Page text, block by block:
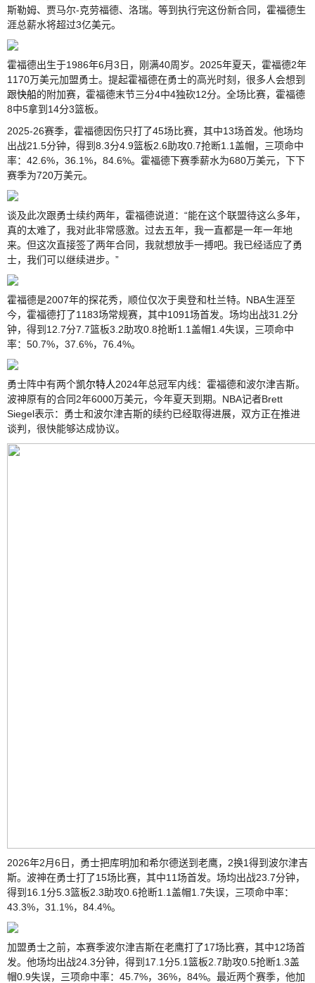
斯勒姆、贾马尔-克劳福德、洛瑞。等到执行完这份新合同，霍福德生
涯总薪水将超过3亿美元。
霍福德出生于1986年6月3日，刚满40周岁。2025年夏天，霍福德2年
1170万美元加盟勇士。提起霍福德在勇士的高光时刻，很多人会想到
跟快船的附加赛，霍福德末节三分4中4独砍12分。全场比赛，霍福德
8中5拿到14分3篮板。
2025-26赛季，霍福德因伤只打了45场比赛，其中13场首发。他场均
出战21.5分钟，得到8.3分4.9篮板2.6助攻0.7抢断1.1盖帽，三项命中
率：42.6%，36.1%，84.6%。霍福德下赛季薪水为680万美元，下下
赛季为720万美元。
谈及此次跟勇士续约两年，霍福德说道：“能在这个联盟待这么多年，
真的太难了，我对此非常感激。过去五年，我一直都是一年一年地
来。但这次直接签了两年合同，我就想放手一搏吧。我已经适应了勇
士，我们可以继续进步。”
霍福德是2007年的探花秀，顺位仅次于奥登和杜兰特。NBA生涯至
今，霍福德打了1183场常规赛，其中1091场首发。场均出战31.2分
钟，得到12.7分7.7篮板3.2助攻0.8抢断1.1盖帽1.4失误，三项命中
率：50.7%，37.6%，76.4%。
勇士阵中有两个凯尔特人2024年总冠军内线：霍福德和波尔津吉斯。
波神原有的合同2年6000万美元，今年夏天到期。NBA记者Brett
Siegel表示：勇士和波尔津吉斯的续约已经取得进展，双方正在推进
谈判，很快能够达成协议。
2026年2月6日，勇士把库明加和希尔德送到老鹰，2换1得到波尔津吉
斯。波神在勇士打了15场比赛，其中11场首发。场均出战23.7分钟，
得到16.1分5.3篮板2.3助攻0.6抢断1.1盖帽1.7失误，三项命中率：
43.3%，31.1%，84.4%。
加盟勇士之前，本赛季波尔津吉斯在老鹰打了17场比赛，其中12场首
发。他场均出战24.3分钟，得到17.1分5.1篮板2.7助攻0.5抢断1.3盖
帽0.9失误，三项命中率：45.7%，36%，84%。最近两个赛季，他加